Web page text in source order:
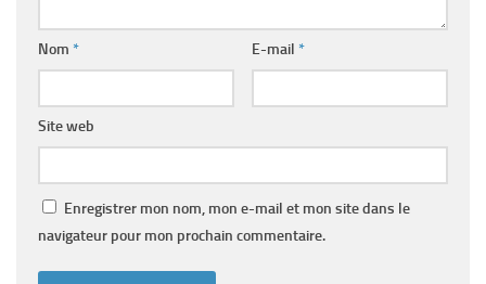
Nom * E-mail *
Site web
Enregistrer mon nom, mon e-mail et mon site dans le
navigateur pour mon prochain commentaire.